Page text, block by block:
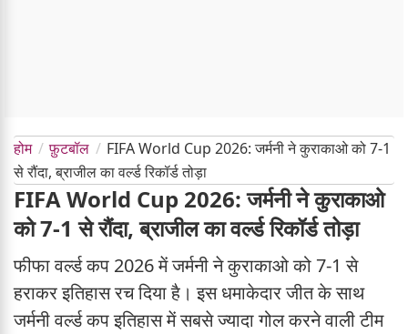
होम फ़ुटबॉल
FIFA World Cup 2026: जर्मनी ने कुराकाओ को 7-1
से रौंदा, ब्राजील का वर्ल्ड रिकॉर्ड तोड़ा
FIFA World Cup 2026: जर्मनी ने कुराकाओ
को 7-1 से रौंदा, ब्राजील का वर्ल्ड रिकॉर्ड तोड़ा
फीफा वर्ल्ड कप 2026 में जर्मनी ने कुराकाओ को 7-1 से
हराकर इतिहास रच दिया है। इस धमाकेदार जीत के साथ
जर्मनी वर्ल्ड कप इतिहास में सबसे ज्यादा गोल करने वाली टीम